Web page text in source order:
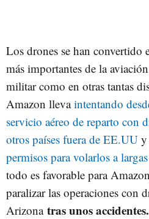
Los drones se han convertido
más importantes de la
militar como en otras tantas
Amazon llevaintentando
servicio aéreo de reparto con
otros países fuera de EE.UU y
permisos para volarlos a
todo es favorable para
paralizar las operaciones con
Arizona tras unos accidentes.